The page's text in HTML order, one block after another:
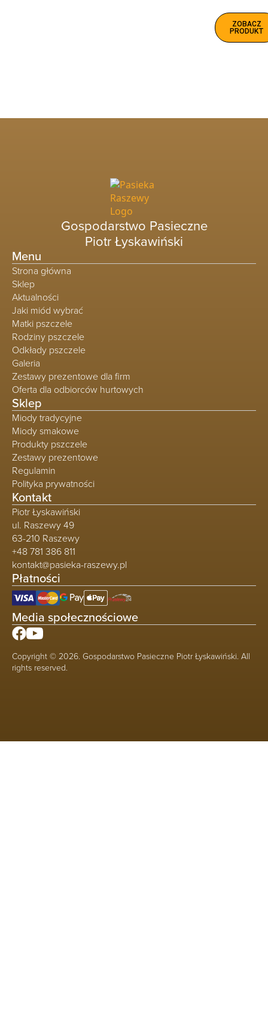
ZOBACZ
PRODUKT
Gospodarstwo Pasieczne
Piotr Łyskawiński
Menu
Strona główna
Sklep
Aktualności
Jaki miód wybrać
Matki pszczele
Rodziny pszczele
Odkłady pszczele
Galeria
Zestawy prezentowe dla firm
Oferta dla odbiorców hurtowych
Sklep
Miody tradycyjne
Miody smakowe
Produkty pszczele
Zestawy prezentowe
Regulamin
Polityka prywatności
Kontakt
Piotr Łyskawiński
ul. Raszewy 49
63-210 Raszewy
+48 781 386 811
kontakt@pasieka-raszewy.pl
Płatności
Media społecznościowe
Copyright © 2026. Gospodarstwo Pasieczne Piotr Łyskawiński. All
rights reserved.